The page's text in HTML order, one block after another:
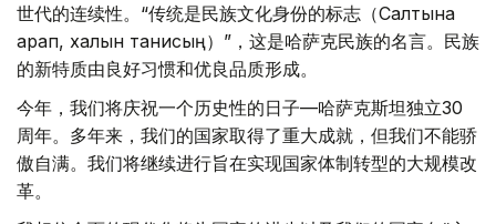
世代的连续性。“传统是民族文化身份的标志（Салтына
қарап, халқын танисың）”，这是哈萨克民族的名言。民族
的新特质由良好习惯和优良品质形成。
今年，我们将庆祝一个历史性的日子—哈萨克斯坦独立30
周年。多年来，我们的国家取得了重大成就，但我们不能骄
傲自满。我们将继续进行旨在实现国家体制转型的大规模改
革。